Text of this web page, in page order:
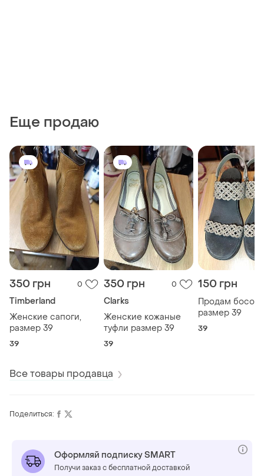
Еще продаю
350 грн 0
Timberland
Женские сапоги,
размер 39
39
350 грн 0
Clarks
Женские кожаные
туфли размер 39
39
150 грн
Продам
размер 39
39
Все товары продавца
Поделиться:
Оформляй подписку SMART
Получи заказ с бесплатной доставкой